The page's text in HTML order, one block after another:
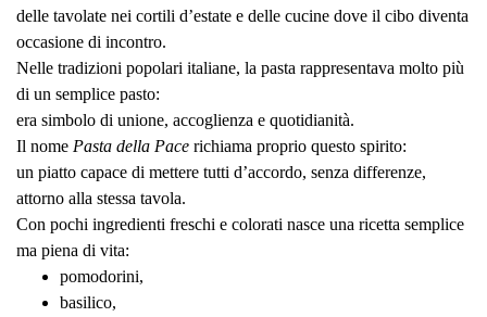
delle tavolate nei cortili d’estate e delle cucine dove il cibo diventa
occasione di incontro.
Nelle tradizioni popolari italiane, la pasta rappresentava molto più
di un semplice pasto:
era simbolo di unione, accoglienza e quotidianità.
Il nome Pasta della Pace richiama proprio questo spirito:
un piatto capace di mettere tutti d’accordo, senza differenze,
attorno alla stessa tavola.
Con pochi ingredienti freschi e colorati nasce una ricetta semplice
ma piena di vita:
pomodorini,
basilico,